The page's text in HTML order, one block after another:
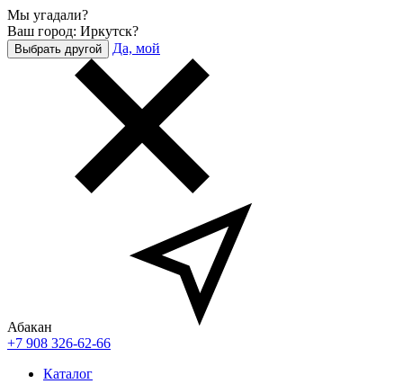
Мы угадали?
Ваш город: Иркутск?
Выбрать другой Да, мой
Абакан
+7 908 326-62-66
Каталог